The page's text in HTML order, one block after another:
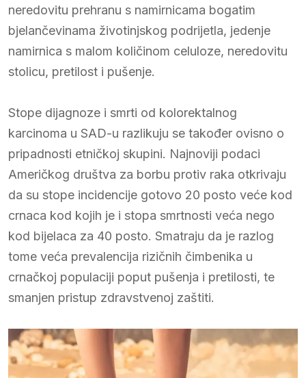
neredovitu prehranu s namirnicama bogatim
bjelančevinama životinjskog podrijetla, jedenje
namirnica s malom količinom celuloze, neredovitu
stolicu, pretilost i pušenje.
Stope dijagnoze i smrti od kolorektalnog
karcinoma u SAD-u razlikuju se također ovisno o
pripadnosti etničkoj skupini. Najnoviji podaci
Američkog društva za borbu protiv raka otkrivaju
da su stope incidencije gotovo 20 posto veće kod
crnaca kod kojih je i stopa smrtnosti veća nego
kod bijelaca za 40 posto. Smatraju da je razlog
tome veća prevalencija rizičnih čimbenika u
crnačkoj populaciji poput pušenja i pretilosti, te
smanjen pristup zdravstvenoj zaštiti.